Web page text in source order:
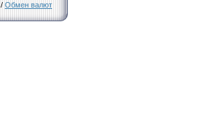
/ Обмен валют